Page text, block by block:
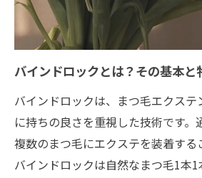
プ
実際に体験した方のリアル
法
長持ちメニューの選び方
目元の美しさを長持ちさせる
秘密
バインドロックとは？その基本と
バインドロックは、まつ毛エクス
に持ちの良さを重視した技術です。
複数のまつ毛にエクステを装着する
バインドロックは自然なまつ毛1本